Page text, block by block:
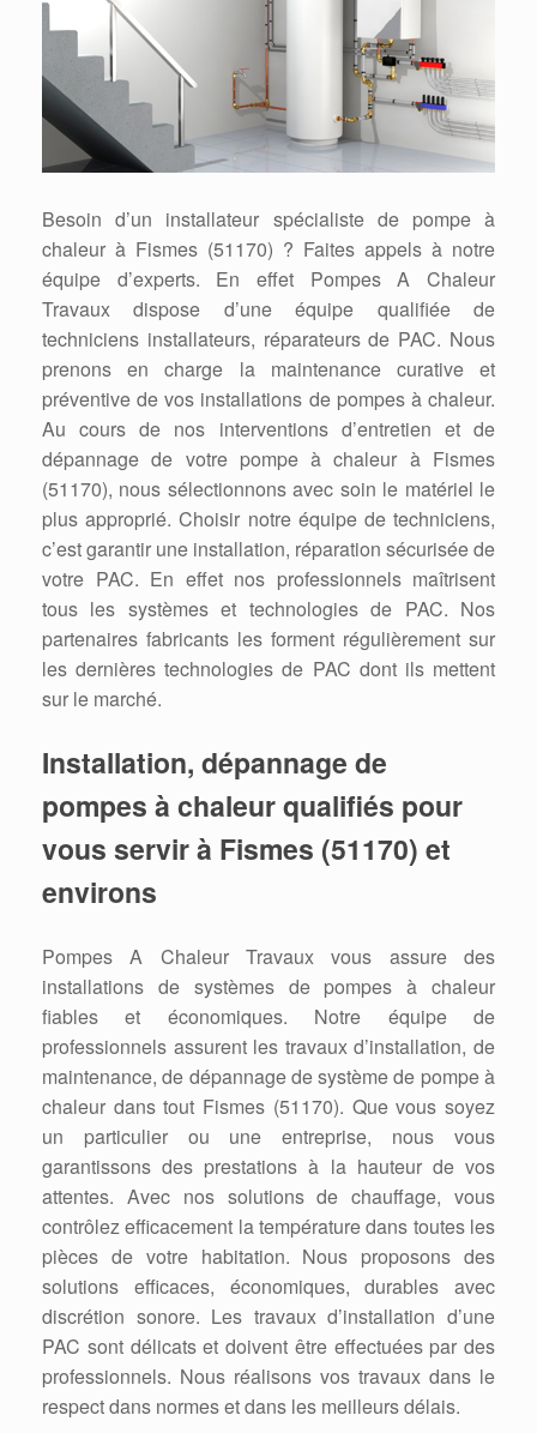
Besoin d’un installateur spécialiste de pompe à
chaleur à Fismes (51170) ? Faites appels à notre
équipe d’experts. En effet Pompes A Chaleur
Travaux dispose d’une équipe qualifiée de
techniciens installateurs, réparateurs de PAC. Nous
prenons en charge la maintenance curative et
préventive de vos installations de pompes à chaleur.
Au cours de nos interventions d’entretien et de
dépannage de votre pompe à chaleur à Fismes
(51170), nous sélectionnons avec soin le matériel le
plus approprié. Choisir notre équipe de techniciens,
c’est garantir une installation, réparation sécurisée de
votre PAC. En effet nos professionnels maîtrisent
tous les systèmes et technologies de PAC. Nos
partenaires fabricants les forment régulièrement sur
les dernières technologies de PAC dont ils mettent
sur le marché.
Installation, dépannage de
pompes à chaleur qualifiés pour
vous servir à Fismes (51170) et
environs
Pompes A Chaleur Travaux vous assure des
installations de systèmes de pompes à chaleur
fiables et économiques. Notre équipe de
professionnels assurent les travaux d’installation, de
maintenance, de dépannage de système de pompe à
chaleur dans tout Fismes (51170). Que vous soyez
un particulier ou une entreprise, nous vous
garantissons des prestations à la hauteur de vos
attentes. Avec nos solutions de chauffage, vous
contrôlez efficacement la température dans toutes les
pièces de votre habitation. Nous proposons des
solutions efficaces, économiques, durables avec
discrétion sonore. Les travaux d’installation d’une
PAC sont délicats et doivent être effectuées par des
professionnels. Nous réalisons vos travaux dans le
respect dans normes et dans les meilleurs délais.